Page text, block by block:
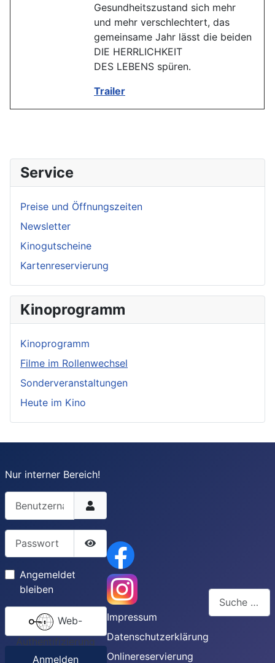
Gesundheitszustand sich mehr
und mehr verschlechtert, das
gemeinsame Jahr lässt die beiden
DIE HERRLICHKEIT
DES LEBENS spüren.
Trailer
Service
Preise und Öffnungszeiten
Newsletter
Kinogutscheine
Kartenreservierung
Kinoprogramm
Kinoprogramm
Filme im Rollenwechsel
Sonderveranstaltungen
Heute im Kino
Nur interner Bereich!
Passwort
Passwort anzeigen
Angemeldet
bleiben
Web-
Authentifizierung
Anmelden
Impressum
Datenschutzerklärung
Onlinereservierung
Suchen